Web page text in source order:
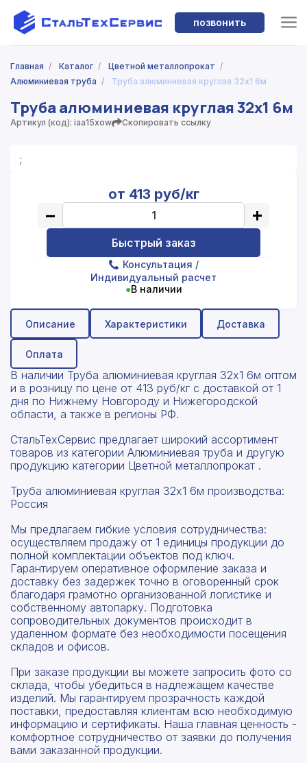
позвонить
Главная / Каталог / Цветной металлопрокат /
Алюминиевая труба / Труба алюминиевая круглая 32x1 6м
Труба алюминиевая круглая 32x1 6м
Артикул (код): iaa15xow Скопировать ссылку
;
от 413 руб/кг
− +
Быстрый заказ
Консультация /
Индивидуальный расчет
●В наличии
Описание Характеристики Доставка
Оплата
В наличии Труба алюминиевая круглая 32x1 6м оптом
и в розницу по цене от 413 руб/кг с доставкой от 1
дня по Нижнему Новгороду и Нижегородской
области, а также в регионы РФ.
СтальТехСервис предлагает широкий ассортимент
товаров из категории Алюминиевая труба и другую
продукцию категории Цветной металлопрокат .
Труба алюминиевая круглая 32x1 6м производства:
Россия
Мы предлагаем гибкие условия сотрудничества:
осуществляем продажу от 1 единицы продукции до
полной комплектации объектов под ключ.
Гарантируем оперативное оформление заказа и
доставку без задержек точно в оговоренный срок
благодаря грамотно организованной логистике и
собственному автопарку. Подготовка
сопроводительных документов происходит в
удаленном формате без необходимости посещения
складов и офисов.
При заказе продукции вы можете запросить фото со
склада, чтобы убедиться в надлежащем качестве
изделий. Мы гарантируем прозрачность каждой
поставки, предоставляя клиентам всю необходимую
информацию и сертификаты. Наша главная ценность -
комфортное сотрудничество от заявки до получения
вами заказанной продукции.